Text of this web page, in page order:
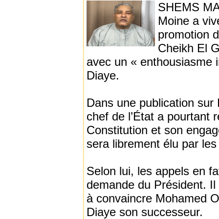
SHEMS
Moine a
promotion
Cheikh El
avec un « enthousiasme
Diaye.
Dans une publication
chef de l’État a pourtant
Constitution et son
sera librement élu par
Selon lui, les appels en
demande du Président.
à convaincre Mohamed
Diaye son successeur.